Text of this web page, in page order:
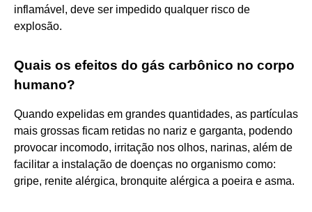
inflamável, deve ser impedido qualquer risco de
explosão.
Quais os efeitos do gás carbônico no corpo
humano?
Quando expelidas em grandes quantidades, as partículas
mais grossas ficam retidas no nariz e garganta, podendo
provocar incomodo, irritação nos olhos, narinas, além de
facilitar a instalação de doenças no organismo como:
gripe, renite alérgica, bronquite alérgica a poeira e asma.